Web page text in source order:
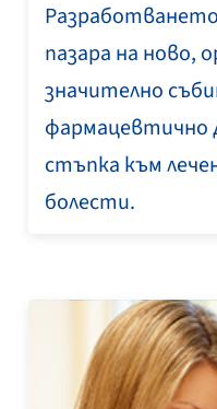
пазара на ново,
значително
фармацевтично
стъпка към
болести.